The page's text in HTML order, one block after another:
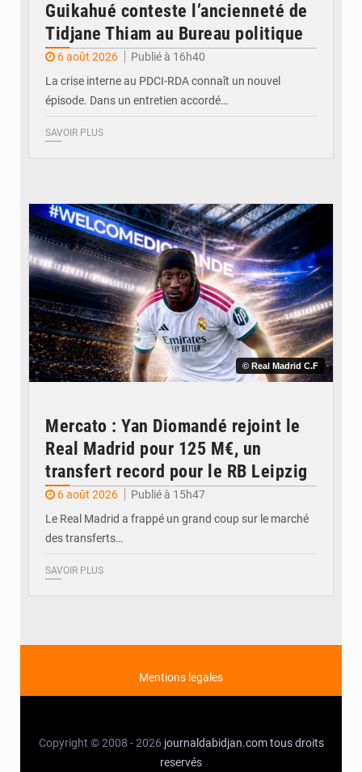
Guikahué conteste l’ancienneté de
Tidjane Thiam au Bureau politique
6 août 2026
Publié à 16h40
La crise interne au PDCI-RDA connaît un nouvel
épisode. Dans un entretien accordé…
SAVOIR PLUS
© Real Madrid C.F
Mercato : Yan Diomandé rejoint le
Real Madrid pour 125 M€, un
transfert record pour le RB Leipzig
6 août 2026
Publié à 15h47
Le Real Madrid a frappé un grand coup sur le marché
des transferts…
SAVOIR PLUS
Mentions legales
Copyright © 2008 - 2026 journaldabidjan.com tous droits
reservés